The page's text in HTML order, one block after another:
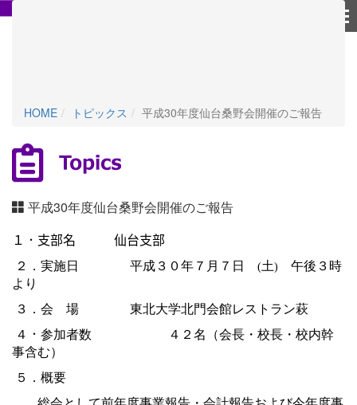
HOME トピックス 平成30年度仙台桑野会開催のご報告
平成30年度仙台桑野会開催のご報告
１．支部名 仙台支部
２．実施日 平成３０年７月７日 (土)
午後３時
より
３．会 場 東北大学北門会館レストラン萩
４ ． 参加者数
４２名（会長・校長・校内幹
事含む）
５．概要